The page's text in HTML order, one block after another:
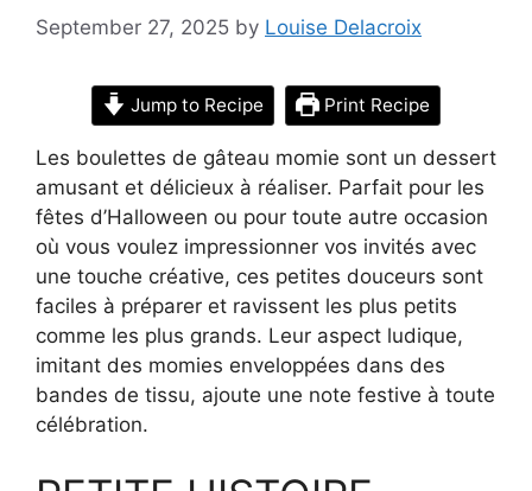
September 27, 2025 by Louise Delacroix
Jump to Recipe Print Recipe
Les boulettes de gâteau momie sont un dessert
amusant et délicieux à réaliser. Parfait pour les
fêtes d’Halloween ou pour toute autre occasion
où vous voulez impressionner vos invités avec
une touche créative, ces petites douceurs sont
faciles à préparer et ravissent les plus petits
comme les plus grands. Leur aspect ludique,
imitant des momies enveloppées dans des
bandes de tissu, ajoute une note festive à toute
célébration.